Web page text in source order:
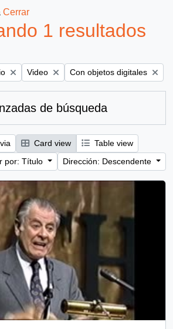
Cerrar
1 resultados
Remove filter:
Video Remove filter:
Con objetos digitales
de búsqueda
Card view
Table view
por: Título
Dirección: Descendente